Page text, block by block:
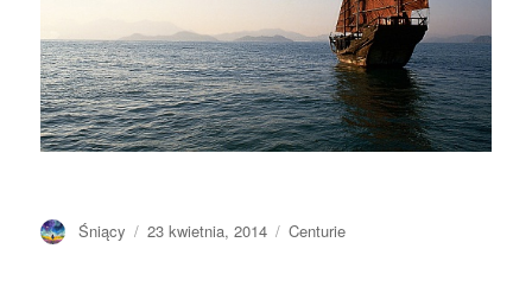
Autor
Śniący Opublikowano
23 kwietnia, 2014 Kategorie
Centurie